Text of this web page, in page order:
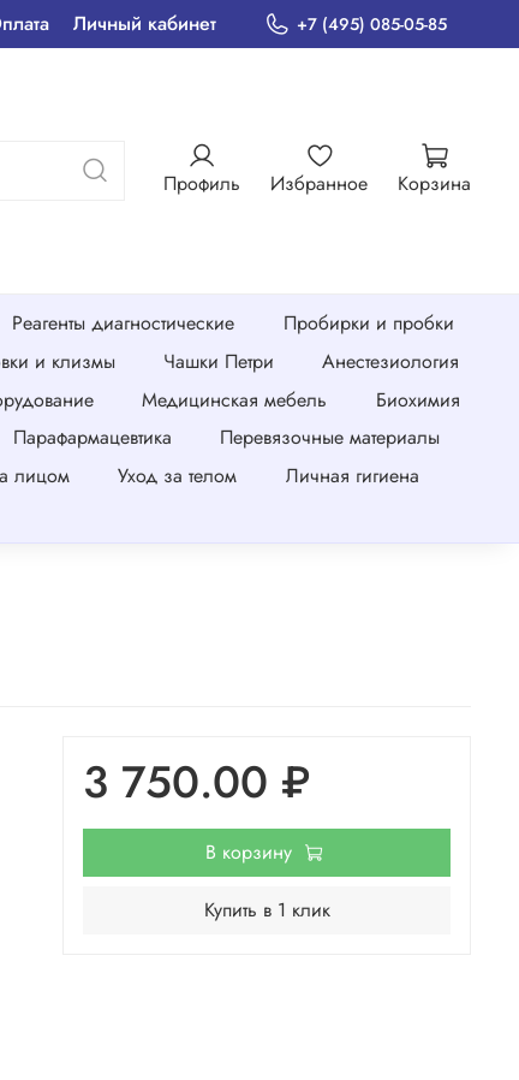
Личный кабинет +7 (495) 085-05-85
Профиль Избранное Корзина
Реагенты диагностические
Пробирки и пробки
и клизмы Чашки Петри
Анестезиология
Медицинская мебель
Биохимия
Парафармацевтика
Перевязочные материалы
лицом Уход за телом
Личная гигиена
3 750.00 ₽
В корзину
Купить в 1 клик